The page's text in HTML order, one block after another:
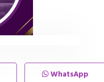
WhatsApp